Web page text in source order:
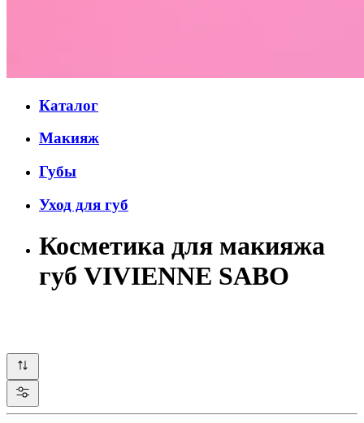
Каталог
Макияж
Губы
Уход для губ
Косметика для макияжа
губ VIVIENNE SABO